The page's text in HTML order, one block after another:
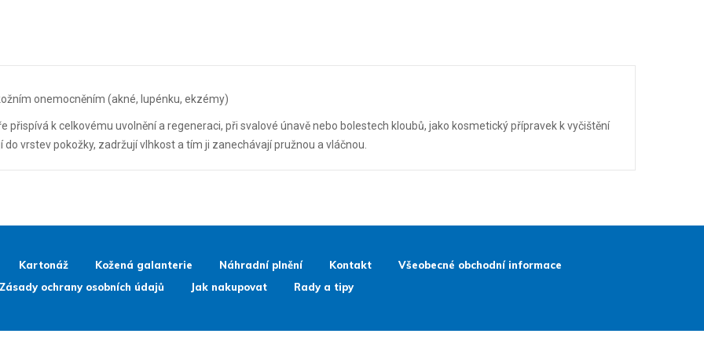
onemocněním (akné, lupénku, ekzémy)
k celkovému uvolnění a regeneraci, při svalové únavě nebo bolestech kloubů, jako kosmetický přípravek k vyčištění
vrstev pokožky, zadržují vlhkost a tím ji zanechávají pružnou a vláčnou.
Kartonáž Kožená galanterie Náhradní plnění Kontakt
Všeobecné obchodní informace
ochrany osobních údajů
Jak nakupovat Rady a tipy